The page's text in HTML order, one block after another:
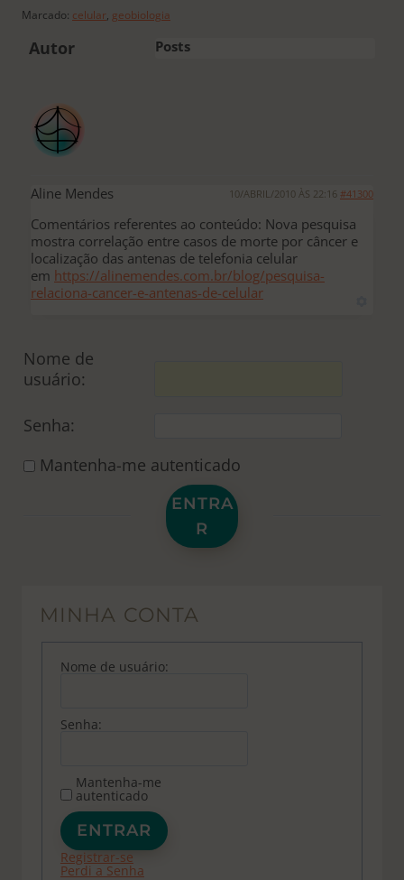
Marcado: celular, geobiologia
Autor Posts
Aline Mendes 10/ABRIL/2010 ÀS 22:16 #41300
Comentários referentes ao conteúdo: Nova pesquisa
mostra correlação entre casos de morte por câncer e
localização das antenas de telefonia celular
em https://alinemendes.com.br/blog/pesquisa-
relaciona-cancer-e-antenas-de-celular
Nome de
usuário:
Senha:
Mantenha-me autenticado
ENTRA
R
MINHA CONTA
Nome de usuário:
Senha:
Mantenha-me
autenticado
ENTRAR
Registrar-se
Perdi a Senha